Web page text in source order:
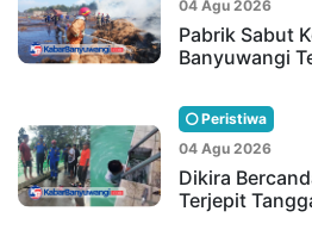
04 Agu 2026
Pabrik Sabut
Banyuwangi
Peristiwa
04 Agu 2026
Dikira
Terjepit